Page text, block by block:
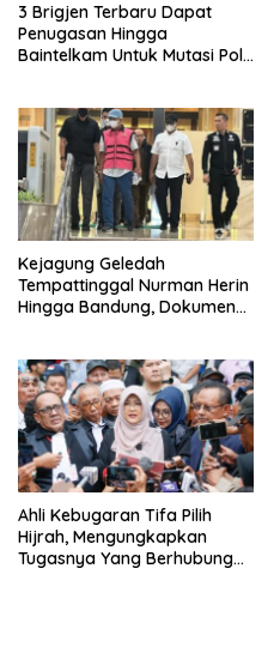
3 Brigjen Terbaru Dapat
Penugasan Hingga
Baintelkam Untuk Mutasi Polri
Kejagung Geledah
Tempattinggal Nurman Herin
Hingga Bandung, Dokumen
Ahli Kebugaran Tifa Pilih
Hijrah, Mengungkapkan
Tugasnya Yang Berhubungan